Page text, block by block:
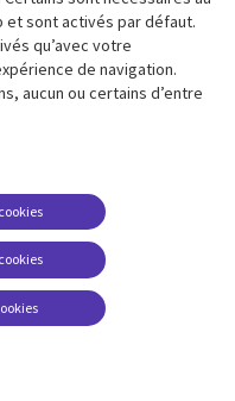
juridiques
Carrières
de gestion des
sont activés par défaut.
qu’avec votre
de navigation.
aucun ou certains d’entre